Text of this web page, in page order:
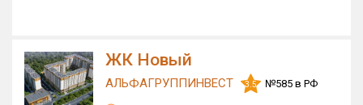
Только новые
ЖК Новый
АЛЬФАГРУППИНВЕСТ 3.5 №585 в РФ